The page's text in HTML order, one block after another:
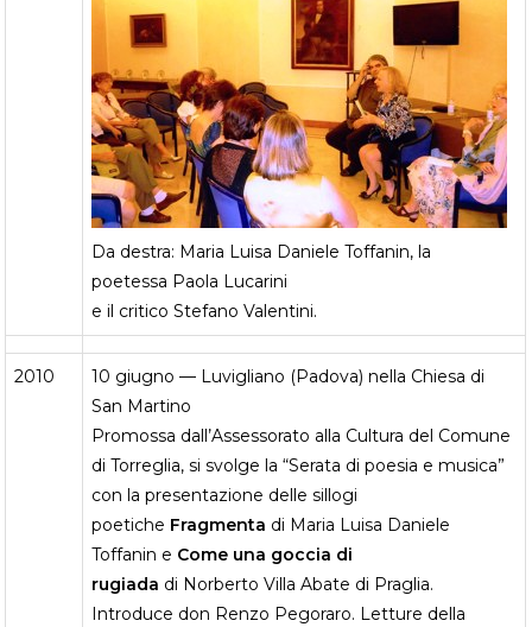
Da destra: Maria Luisa Daniele Toffanin, la
poetessa Paola Lucarini
e il critico Stefano Valentini.
2010
10 giugno — Luvigliano (Padova) nella Chiesa di
San Martino
Promossa dall’Assessorato alla Cultura del Comune
di Torreglia, si svolge la “Serata di poesia e musica”
con la presentazione delle sillogi
poetiche Fragmenta di Maria Luisa Daniele
Toffanin e Come una goccia di
rugiada di Norberto Villa Abate di Praglia.
Introduce don Renzo Pegoraro. Letture della